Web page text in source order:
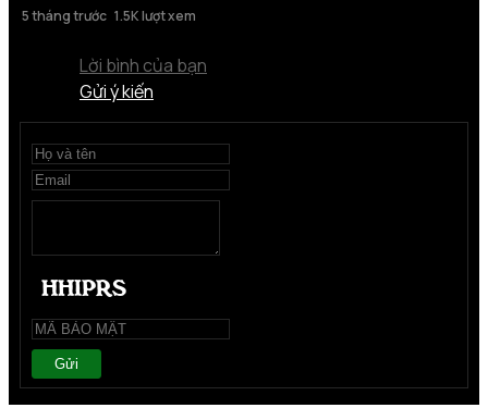
5 tháng trước 1.5K lượt xem
Lời bình của bạn
Gửi ý kiến
Gửi